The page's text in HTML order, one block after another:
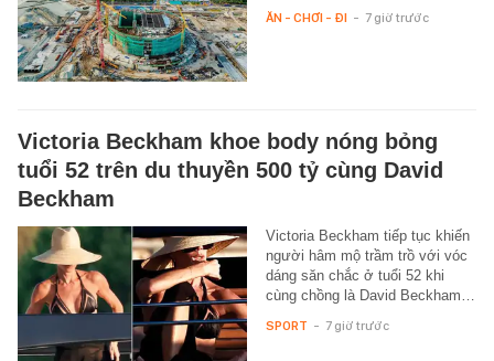
ĂN - CHƠI - ĐI - 7 giờ trước
Victoria Beckham khoe body nóng bỏng
tuổi 52 trên du thuyền 500 tỷ cùng David
Beckham
Victoria Beckham tiếp tục khiến
người hâm mộ trầm trồ với vóc
dáng săn chắc ở tuổi 52 khi
cùng chồng là David Beckham…
SPORT - 7 giờ trước